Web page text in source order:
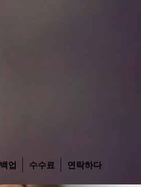
업 수수료 연락하다